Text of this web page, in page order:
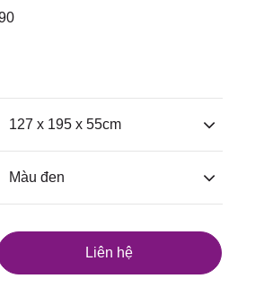
Hóc
127 x 195 x 55cm
Màu đen
Liên hệ